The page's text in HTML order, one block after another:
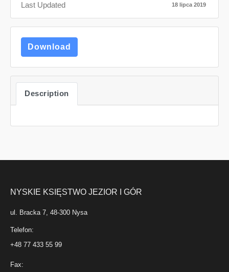
Last Updated 18 lipca 2019
Download
Description
NYSKIE KSIĘSTWO JEZIOR I GÓR
ul. Bracka 7, 48-300 Nysa
Telefon:
+48 77 433 55 99
Fax: